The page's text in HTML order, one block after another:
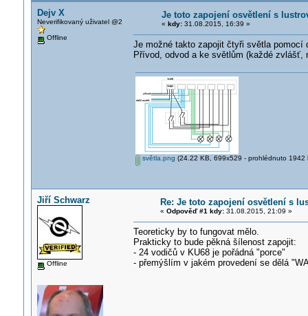
Dejv X
Neverifikovaný uživatel @2
Offline
Je toto zapojení osvětlení s
« kdy:31.08.2015, 16:39 »
Je možné takto zapojit čtyři světla pomocí
Přívod, odvod a ke světlům (každé
světla.png (24.22 KB, 699x529 - prohlédnuto 1942
Jiří Schwarz
Offline
Re: Je toto zapojení osvětlení s
« Odpověď #1 kdy:31.08.2015, 21:09 »
Teoreticky by to fungovat mělo.
Prakticky to bude pěkná šílenost zapojit:
- 24 vodičů v KU68 je pořádná "porce"
- přemýšlím v jakém provedení se dělá